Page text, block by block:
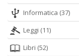
Informatica (37)
Leggi (11)
Libri (52)